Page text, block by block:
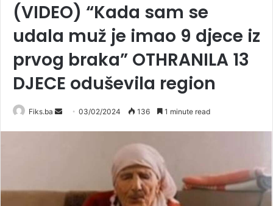
(VIDEO) “Kada sam se
udala muž je imao 9 djece iz
prvog braka” OTHRANILA 13
DJECE oduševila region
Fiks.ba
Send03/02/2024 136 1 minute read